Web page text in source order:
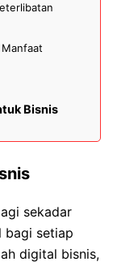
Bisnis
sekadar
bagi setiap
digital bisnis,